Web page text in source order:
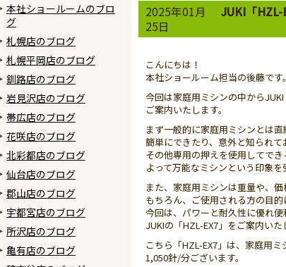
2025年01月
25日
JUKI「
こんにちは！
本社ショールーム担当の後藤です。
今回は家庭用ミシンの中から
ご案内いたします。
まず一般的に家庭用ミシンとは
簡単にできたり、意外と知られて
その他専用の押えを使用してでき
よって万能なミシンという印象を
また、家庭用ミシンは重量や、価
もちろん、ご使用される方の目
今回は、パワーと耐久性に優れ
JUKIの「HZL-EX7」をご案内いた
こちら「HZL-EX7」は、家庭用
1,050針/分ございます。
本社ショールームのブロ
グ
札幌店のブログ
札幌平岡店のブログ
釧路店のブログ
岩見沢店のブログ
帯広店のブログ
花咲店のブログ
北彩都店のブログ
仙台店のブログ
郡山店のブログ
宇都宮店のブログ
所沢店のブログ
亀有店のブログ